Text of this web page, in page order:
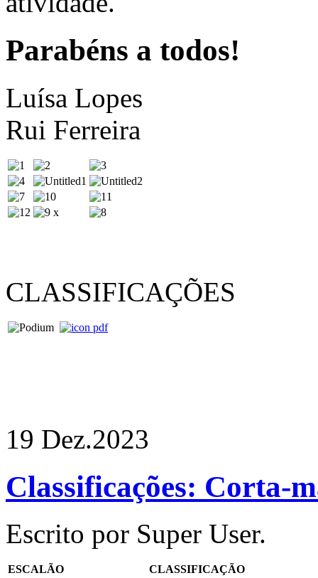
Parabéns a todos!
Luísa Lopes
Rui Ferreira
CLASSIFICAÇÕES
19 Dez.2023
Classificações: Corta-
Escrito por Super User.
ESCALÃO
CLASSIFICAÇÃO